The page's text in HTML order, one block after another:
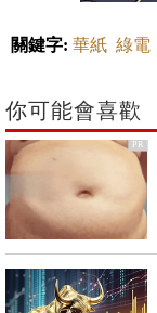
關鍵字: 華紙 綠電
你可能會喜歡
PR